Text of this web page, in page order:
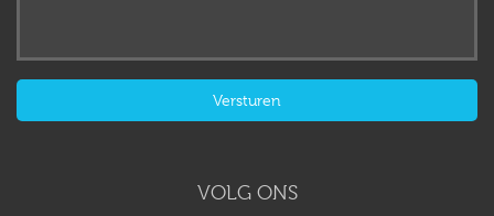
VOLG ONS